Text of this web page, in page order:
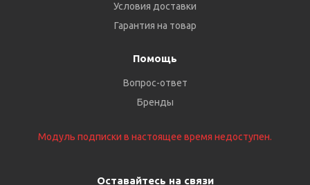
Условия доставки
Гарантия на товар
Помощь
Вопрос-ответ
Бренды
Модуль подписки в настоящее время недоступен.
Оставайтесь на связи